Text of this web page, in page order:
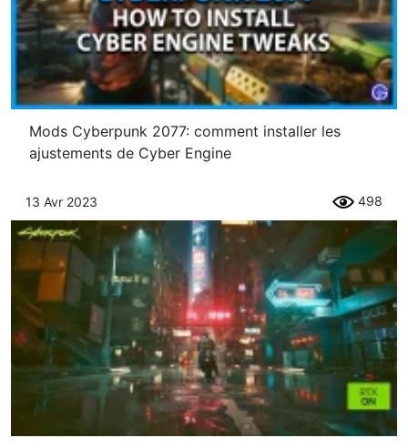
Mods Cyberpunk 2077: comment installer les
ajustements de Cyber ​​​​Engine
13 Avr 2023 498